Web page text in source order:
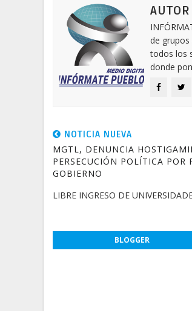
de
todos los
donde
NOTICIA NUEVA
MGTL, DENUNCIA
PERSECUCIÓN POLÍTICA POR
GOBIERNO
LIBRE INGRESO DE
BLOGGER